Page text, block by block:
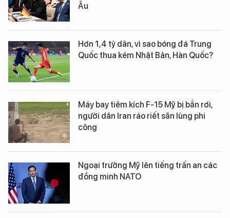
Âu
Hơn 1,4 tỷ dân, vì sao bóng đá Trung
Quốc thua kém Nhật Bản, Hàn Quốc?
Máy bay tiêm kích F-15 Mỹ bị bắn rơi,
người dân Iran ráo riết săn lùng phi
công
Ngoại trưởng Mỹ lên tiếng trấn an các
đồng minh NATO